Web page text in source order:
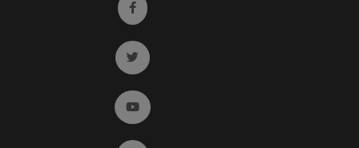
Ir a facebook (abre en ventana nueva)
Ir a twitter (abre en ventana nueva)
Ir a YouTube (abre en ventana nueva)